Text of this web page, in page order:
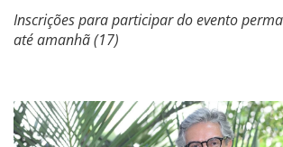
Inscrições para participar do evento
até amanhã (17)